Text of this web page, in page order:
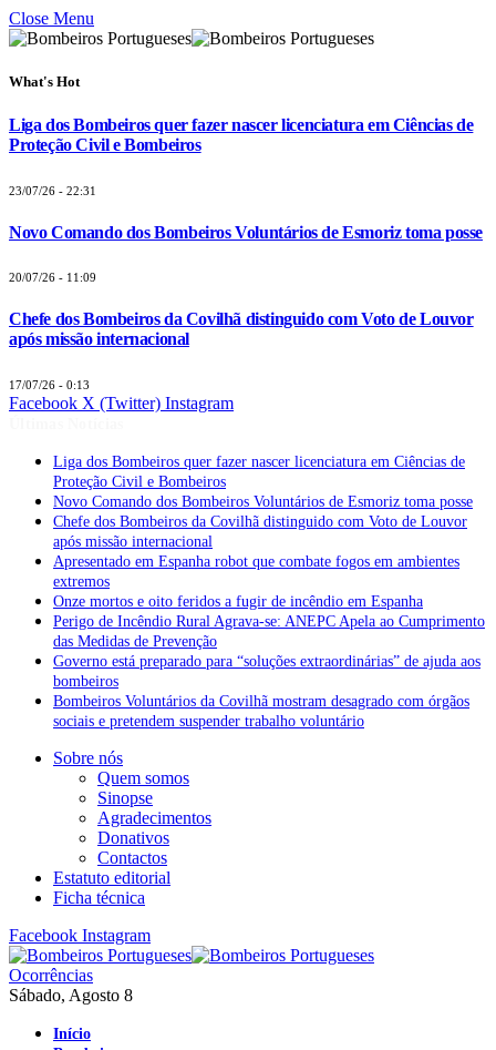
Close Menu
What's Hot
Liga dos Bombeiros quer fazer nascer licenciatura em Ciências de
Proteção Civil e Bombeiros
23/07/26 - 22:31
Novo Comando dos Bombeiros Voluntários de Esmoriz toma posse
20/07/26 - 11:09
Chefe dos Bombeiros da Covilhã distinguido com Voto de Louvor
após missão internacional
17/07/26 - 0:13
Facebook X (Twitter) Instagram
Liga dos Bombeiros quer fazer nascer licenciatura em Ciências de
Proteção Civil e Bombeiros
Novo Comando dos Bombeiros Voluntários de Esmoriz toma posse
Chefe dos Bombeiros da Covilhã distinguido com Voto de Louvor
após missão internacional
Apresentado em Espanha robot que combate fogos em ambientes
extremos
Onze mortos e oito feridos a fugir de incêndio em Espanha
Perigo de Incêndio Rural Agrava-se: ANEPC Apela ao Cumprimento
das Medidas de Prevenção
Governo está preparado para “soluções extraordinárias” de ajuda aos
bombeiros
Bombeiros Voluntários da Covilhã mostram desagrado com órgãos
sociais e pretendem suspender trabalho voluntário
Sobre nós
Quem somos
Sinopse
Agradecimentos
Donativos
Contactos
Estatuto editorial
Ficha técnica
Facebook Instagram
Ocorrências
Sábado, Agosto 8
Início